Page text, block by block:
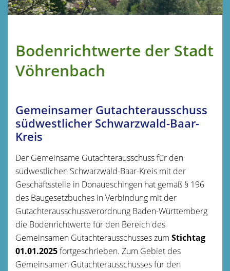
Bodenrichtwerte der Stadt
Vöhrenbach
Gemeinsamer Gutachterausschuss
südwestlicher Schwarzwald-Baar-
Kreis
Der Gemeinsame Gutachterausschuss für den
südwestlichen Schwarzwald-Baar-Kreis mit der
Geschäftsstelle in Donaueschingen hat gemäß § 196
des Baugesetzbuches in Verbindung mit der
Gutachterausschussverordnung Baden-Württemberg
die Bodenrichtwerte für den Bereich des
Gemeinsamen Gutachterausschusses zum Stichtag
01.01.2025fortgeschrieben. Zum Gebiet des
Gemeinsamen Gutachterausschusses für den